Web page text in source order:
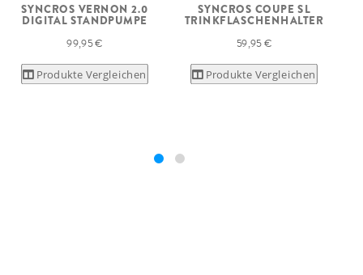
SYNCROS VERNON 2.0
DIGITAL STANDPUMPE
99,95 €
Produkte Vergleichen
SYNCROS COUPE SL
TRINKFLASCHENHALTER
59,95 €
Produkte Vergleichen